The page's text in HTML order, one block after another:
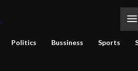
Politics Bussiness Sports